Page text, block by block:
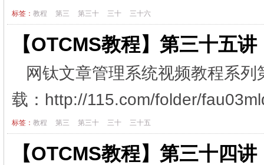
标签： 教程 第三 第三十 三十 三十六
【OTCMS教程】第三十五
网钛文章管理系统视频教程系
载：http://115.com/folder/
标签： 教程 第三 第三十 三十 三十五
【OTCMS教程】第三十四